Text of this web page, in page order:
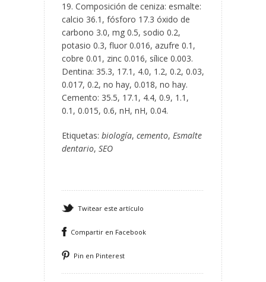
19. Composición de ceniza: esmalte:
calcio 36.1, fósforo 17.3 óxido de
carbono 3.0, mg 0.5, sodio 0.2,
potasio 0.3, fluor 0.016, azufre 0.1,
cobre 0.01, zinc 0.016, sílice 0.003.
Dentina: 35.3, 17.1, 4.0, 1.2, 0.2, 0.03,
0.017, 0.2, no hay, 0.018, no hay.
Cemento: 35.5, 17.1, 4.4, 0.9, 1.1,
0.1, 0.015, 0.6, nH, nH, 0.04.
Etiquetas: biología, cemento, Esmalte
dentario, SEO
Twitear este artículo
Compartir en Facebook
Pin en Pinterest